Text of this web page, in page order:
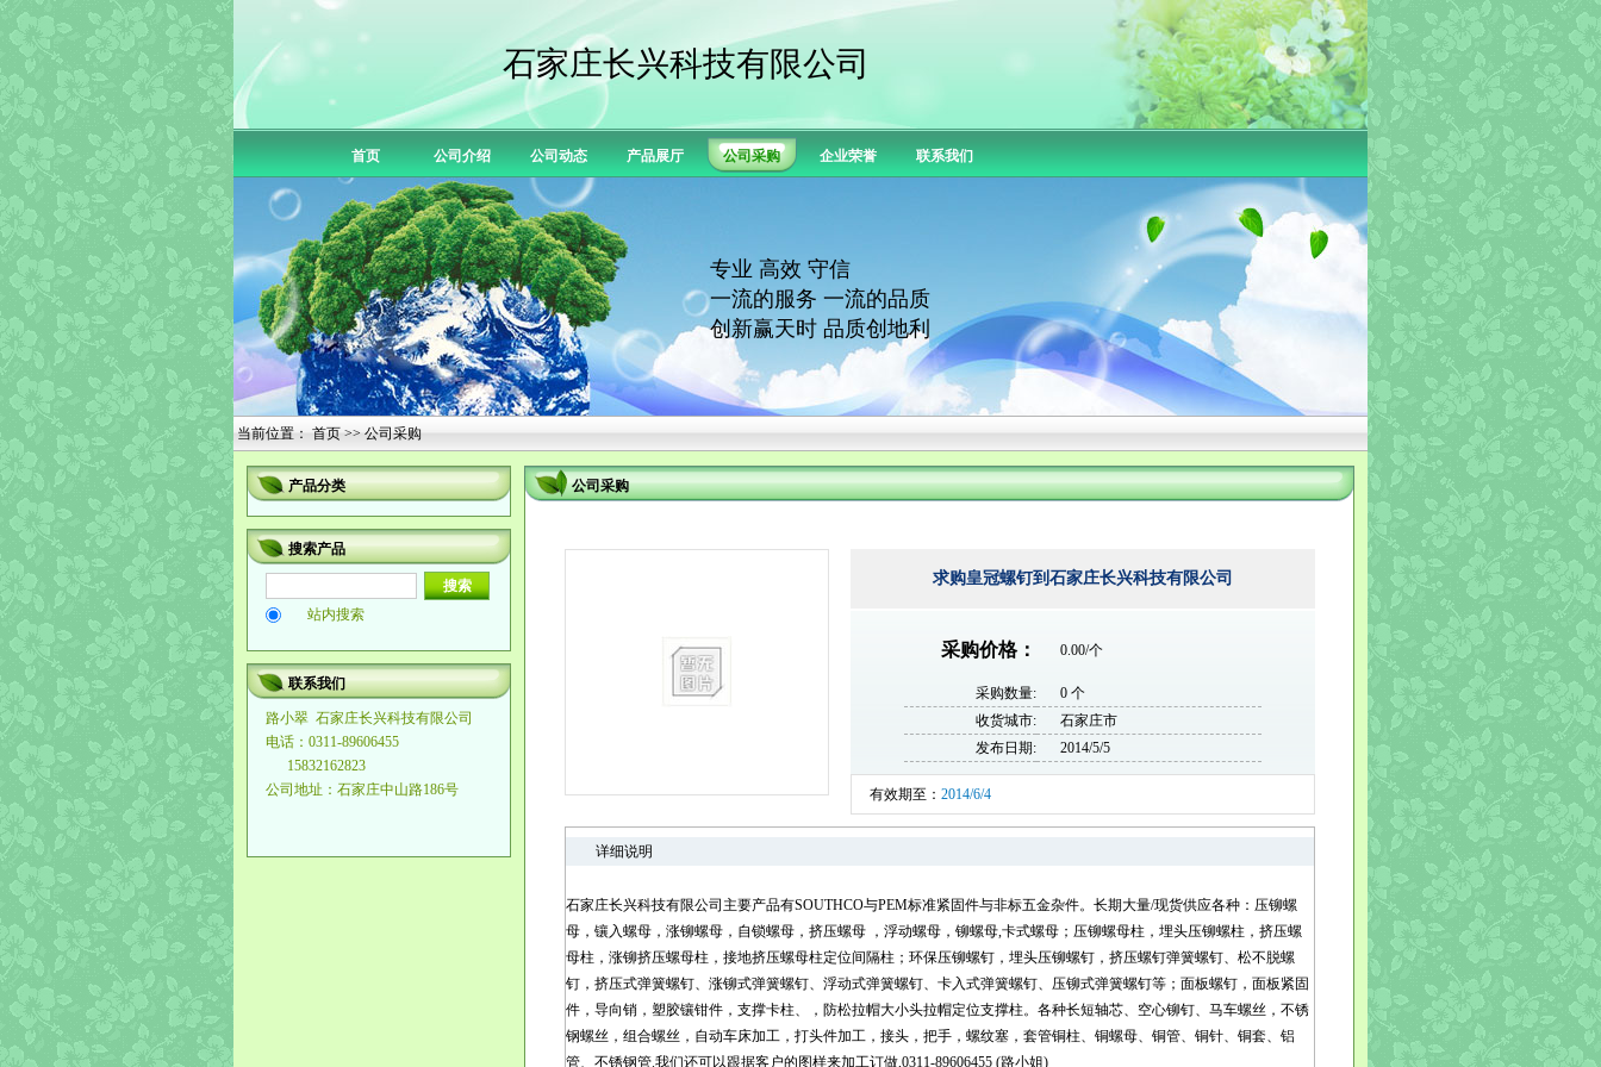
石家庄长兴科技有限公司
首页 公司介绍 公司动态 产品展厅 公司采购 企业荣誉 联系我们
专业 高效 守信
一流的服务 一流的品质
创新赢天时 品质创地利
当前位置： 首页 >> 公司采购
产品分类
搜索产品
站内搜索
联系我们
路小翠 石家庄长兴科技有限公司
电话：0311-89606455
15832162823
公司地址：石家庄中山路186号
公司采购
求购皇冠螺钉到石家庄长兴科技有限公司
采购价格： 0.00/个
采购数量:
0 个
收货城市:
石家庄市
发布日期:
2014/5/5
有效期至： 2014/6/4
详细说明
石家庄长兴科技有限公司主要产品有SOUTHCO与PEM标准紧固件与非标五金杂件。长期大量/现货供应各种：压铆螺
母，镶入螺母，涨铆螺母，自锁螺母，挤压螺母 ，浮动螺母，铆螺母,卡式螺母；压铆螺母柱，埋头压铆螺柱，挤压螺
母柱，涨铆挤压螺母柱，接地挤压螺母柱定位间隔柱；环保压铆螺钉，埋头压铆螺钉，挤压螺钉弹簧螺钉、松不脱螺
钉，挤压式弹簧螺钉、涨铆式弹簧螺钉、浮动式弹簧螺钉、卡入式弹簧螺钉、压铆式弹簧螺钉等；面板螺钉，面板紧固
件，导向销，塑胶镶钳件，支撑卡柱、，防松拉帽大小头拉帽定位支撑柱。各种长短轴芯、空心铆钉、马车螺丝，不锈
钢螺丝，组合螺丝，自动车床加工，打头件加工，接头，把手，螺纹塞，套管铜柱、铜螺母、铜管、铜针、铜套、铝
管、不锈钢管.我们还可以跟据客户的图样来加工订做,0311-89606455 (路小姐)